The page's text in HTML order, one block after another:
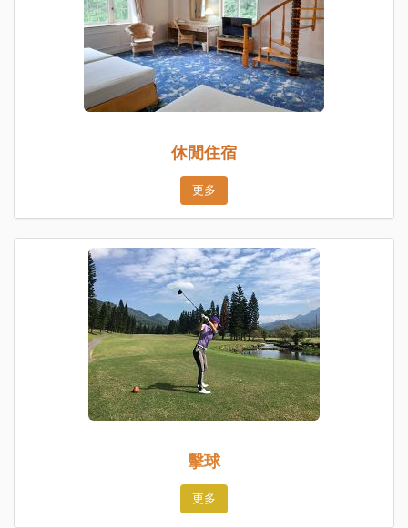
休閒住宿
更多
擊球
更多